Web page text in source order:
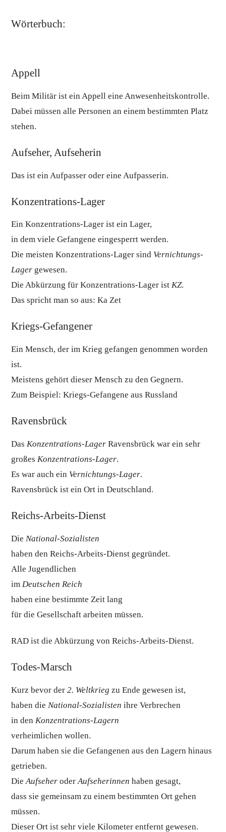
Wörterbuch:
Appell
Beim Militär ist ein Appell eine Anwesenheitskontrolle.
Dabei müssen alle Personen an einem bestimmten Platz
stehen.
Aufseher, Aufseherin
Das ist ein Aufpasser oder eine Aufpasserin.
Konzentrations-Lager
Ein Konzentrations-Lager ist ein Lager,
in dem viele Gefangene eingesperrt werden.
Die meisten Konzentrations-Lager sind Vernichtungs-
Lager gewesen.
Die Abkürzung für Konzentrations-Lager ist KZ.
Das spricht man so aus: Ka Zet
Kriegs-Gefangener
Ein Mensch, der im Krieg gefangen genommen worden
ist.
Meistens gehört dieser Mensch zu den Gegnern.
Zum Beispiel: Kriegs-Gefangene aus Russland
Ravensbrück
Das Konzentrations-Lager Ravensbrück war ein sehr
großes Konzentrations-Lager.
Es war auch ein Vernichtungs-Lager.
Ravensbrück ist ein Ort in Deutschland.
Reichs-Arbeits-Dienst
Die National-Sozialisten
haben den Reichs-Arbeits-Dienst gegründet.
Alle Jugendlichen
im Deutschen Reich
haben eine bestimmte Zeit lang
für die Gesellschaft arbeiten müssen.
RAD ist die Abkürzung von Reichs-Arbeits-Dienst.
Todes-Marsch
Kurz bevor der 2. Weltkrieg zu Ende gewesen ist,
haben die National-Sozialisten ihre Verbrechen
in den Konzentrations-Lagern
verheimlichen wollen.
Darum haben sie die Gefangenen aus den Lagern hinaus
getrieben.
Die Aufseher oder Aufseherinnen haben gesagt,
dass sie gemeinsam zu einem bestimmten Ort gehen
müssen.
Dieser Ort ist sehr viele Kilometer entfernt gewesen.